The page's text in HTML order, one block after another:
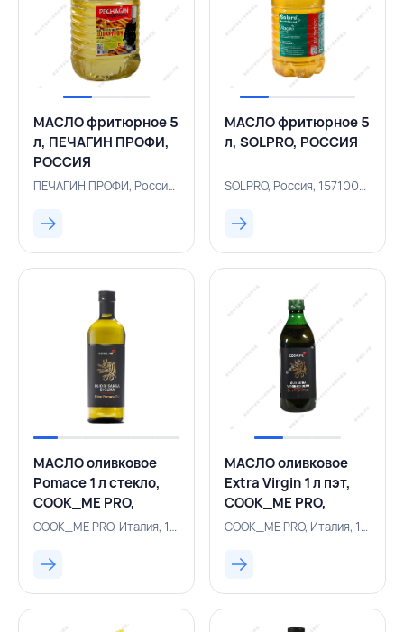
МАСЛО фритюрное 5
л, ПЕЧАГИН ПРОФИ,
РОССИЯ
ПЕЧАГИН ПРОФИ, Россия, 500003753
МАСЛО фритюрное 5
л, SOLPRO, РОССИЯ
SOLPRO, Россия, 157100905
МАСЛО оливковое
Pomace 1 л стекло,
COOK_ME PRO,
ИТАЛИЯ
COOK_ME PRO, Италия, 157100266
МАСЛО оливковое
Extra Virgin 1 л пэт,
COOK_ME PRO,
ИТАЛИЯ
COOK_ME PRO, Италия, 157100898